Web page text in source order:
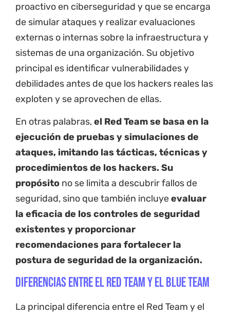
proactivo en ciberseguridad y que se encarga
de simular ataques y realizar evaluaciones
externas o internas sobre la infraestructura y
sistemas de una organización. Su objetivo
principal es identificar vulnerabilidades y
debilidades antes de que los hackers reales las
exploten y se aprovechen de ellas.
En otras palabras,el Red Team se basa en la
ejecución de pruebas y simulaciones de
ataques, imitando las tácticas, técnicas y
procedimientos de los hackers. Su
propósito no se limita a descubrir fallos de
seguridad, sino que también incluyeevaluar
la eficacia de los controles de seguridad
existentes y proporcionar
recomendaciones para fortalecer la
postura de seguridad de la organización.
Diferencias entre el Red Team y el Blue Team
La principal diferencia entre el Red Team y el